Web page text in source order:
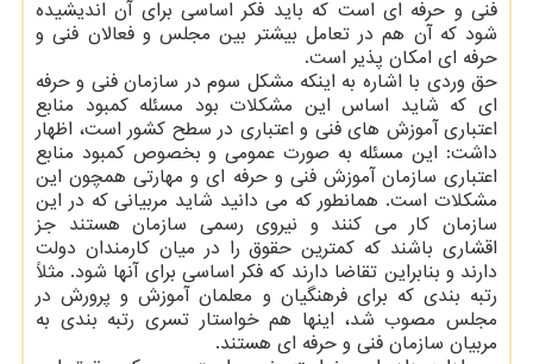
فنی و حرفه ای است که باید فکر اساسی برای آن اندیشیده
شود که آن هم در تعامل بیشتر بین مجلس و فعالان فنی و
حرفه ای امکان پذیر است.
حق وردی با اشاره به اینکه مشکل سوم در سازمان فنی و حرفه
ای که شاید اساس این مشکلات بود مسئله کمبود منابع
اعتباری آموزش های فنی و اعتباری در سطح کشور است، اظهار
داشت: این مسئله به صورت عمومی و بخصوص کمبود منابع
اعتباری سازمان آموزش فنی و حرفه ای و مهارتی همچون این
مشکلات است. همانطور که می دانید شاید مربیانی که در این
سازمان کار می کنند و نیروی رسمی سازمان هستند جز
اقشاری باشند که کمترین حقوق را در میان کارمندان دولت
دارند و بنابراین تقاضا دارند که فکر اساسی برای آنها شود. مثلاً
رتبه بندی که برای فرهنگیان و معلمان آموزش و پرورش در
مجلس مصوب شد، اینها هم خواستار تسری رتبه بندی به
مربیان سازمان فنی و حرفه ای هستند.